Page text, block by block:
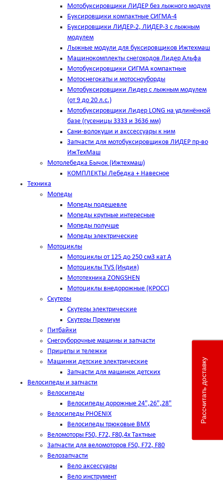
Мотобуксировщики ЛИДЕР без лыжного модуля
Буксировщики компактные СИГМА-4
Буксировщики ЛИДЕР-2, ЛИДЕР-3 c лыжным
модулем
Лыжные модули для буксировщиков Ижтехмаш
Машинокомплекты снегоходов Лидер Альфа
Мотобуксировщики СИГМА компактные
Мотоснегокаты и мотосноуборды
Мотобуксировщики Лидер с лыжным модулем
(от 9 до 20 л.с.)
Мотобуксировщики Лидер LONG на удлинённой
базе (гусеницы 3333 и 3636 мм)
Сани-волокуши и акссессуары к ним
Запчасти для мотобуксировщиков ЛИДЕР пр-во
ИжТехМаш
Мотолебедка Бычок (Ижтехмаш)
КОМПЛЕКТЫ Лебедка + Навесное
Техника
Мопеды
Мопеды подешевле
Мопеды крупные интересные
Мопеды получше
Мопеды электрические
Мотоциклы
Мотоциклы от 125 до 250 см3 кат А
Мотоциклы TVS (Индия)
Мототехника ZONGSHEN
Мотоциклы внедорожные (КРОСС)
Скутеры
Скутеры электрические
Скутеры Премиум
Питбайки
Снегоуборочные машины и запчасти
Прицепы и тележки
Машинки детские электрические
Запчасти для машинок детских
Велосипеды и запчасти
Велосипеды
Велосипеды дорожные 24",26",28"
Велосипеды PHOENIX
Велосипеды трюковые BMX
Веломоторы F50, F72, F80,4х Тактные
Запчасти для веломоторов F50, F72, F80
Велозапчасти
Вело аксессуары
Вело инструмент
Рассчитать доставку